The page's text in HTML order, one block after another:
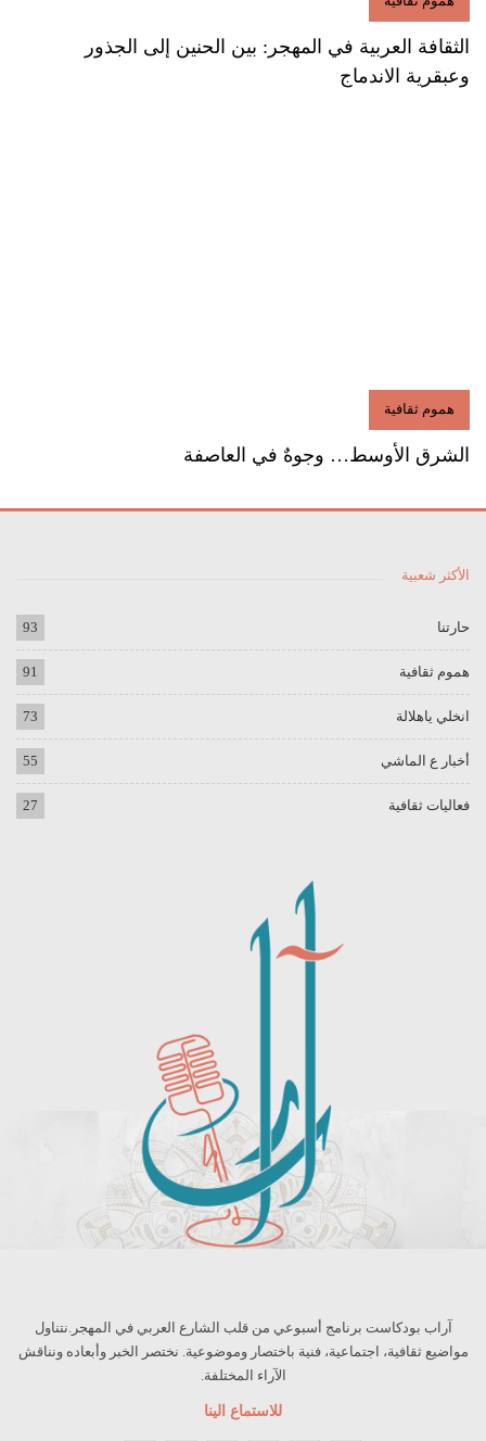
الثقافة العربية في المهجر: بين الحنين إلى الجذور
وعبقرية الاندماج
هموم ثقافية
الشرق الأوسط… وجوهٌ في العاصفة
الأكثر شعبية
حارتنا 93
هموم ثقافية 91
انخلي ياهلالة 73
أخبار ع الماشي 55
فعاليات ثقافية 27
آراب بودكاست برنامج أسبوعي من قلب الشارع العربي في المهجر.نتناول
مواضيع ثقافية، اجتماعية، فنية باختصار وموضوعية. نختصر الخبر وأبعاده ونناقش
الآراء المختلفة.
للاستماع الينا